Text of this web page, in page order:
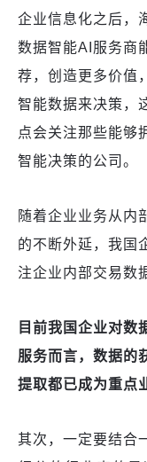
企业信息化之后，
数据智能AI服务商
荐，创造更多价值，
智能数据来决策，
点会关注那些能够
智能决策的公司 。
随着企业业务从内
的不断外延，我国
注企业内部交易数
目前我国企业对数
服务而言，数据的
提取都已成为重点
其次，一定要结合